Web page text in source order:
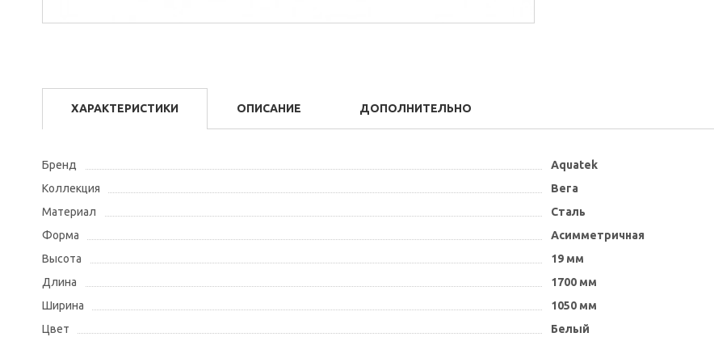
ХАРАКТЕРИСТИКИ ОПИСАНИЕ ДОПОЛНИТЕЛЬНО
Бренд
Aquatek
Коллекция
Вега
Материал
Сталь
Форма
Асимметричная
Высота
19 мм
Длина
1700 мм
Ширина
1050 мм
Цвет
Белый